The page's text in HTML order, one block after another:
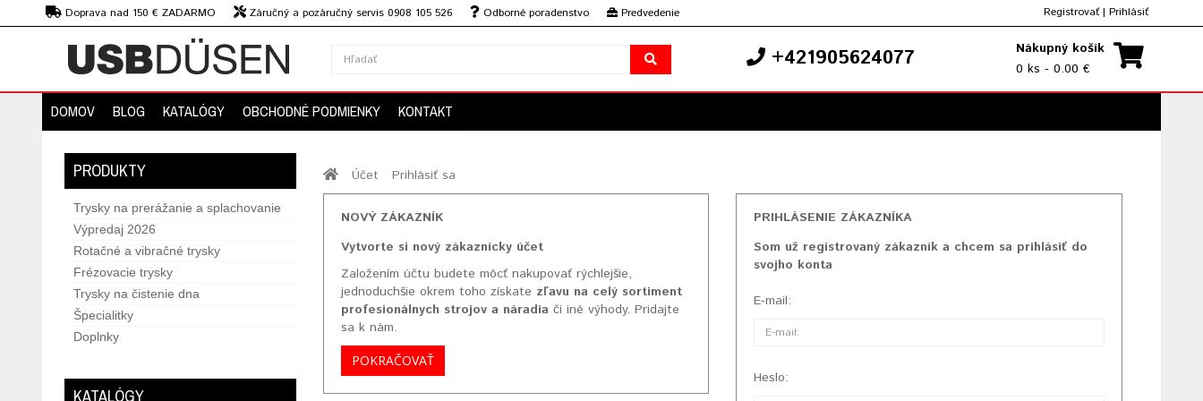
Doprava nad 150 € ZADARMO Záručný a pozáručný servis 0908 105 526 Odborné poradenstvo
Predvedenie
strojov
Registrovať | Prihlásiť
+421905624077
Nákupný košík
0 ks - 0.00 €
DOMOV BLOG KATALÓGY OBCHODNÉ PODMIENKY KONTAKT
PRODUKTY
Trysky na prerážanie a splachovanie
Výpredaj 2026
Rotačné a vibračné trysky
Frézovacie trysky
Trysky na čistenie dna
Špecialitky
Doplnky
KATALÓGY
Účet Prihlásiť sa
NOVÝ ZÁKAZNÍK
Vytvorte si nový zákaznícky účet
Založením účtu budete môcť nakupovať rýchlejšie,
jednoduchšie okrem toho získate zľavu na celý sortiment
profesionálnych strojov a náradia či iné výhody. Pridajte
sa k nám.
POKRAČOVAŤ
PRIHLÁSENIE ZÁKAZNÍKA
Som už registrovaný zákazník a chcem sa prihlásiť do
svojho konta
E-mail:
Heslo: